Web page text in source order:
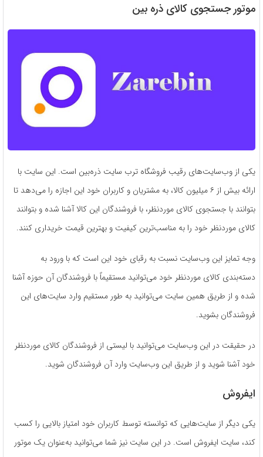
موتور جستجوی کالای ذره بین
یکی از وب‌سایت‌های رقیب فروشگاه ترب سایت ذره‌بین است. این سایت با
ارائه بیش از ۶ میلیون کالا، به مشتریان و کاربران خود این اجازه را می‌­دهد تا
بتوانند با جستجوی کالای موردنظر، با فروشندگان این کالا آشنا شده و بتوانند
کالای موردنظر خود را به مناسب‌ترین کیفیت و بهترین قیمت خریداری کنند.
وجه تمایز این وب‌سایت نسبت به رقبای خود این است که با ورود به
دسته‌بندی کالای موردنظر خود می‌­توانید مستقیماً با فروشندگان آن حوزه آشنا
شده و از طریق همین سایت می‌­توانید به طور مستقیم وارد سایت‌های این
فروشندگان بشوید.
در حقیقت در این وب‌سایت می‌­توانید با لیستی از فروشندگان کالای موردنظر
خود آشنا شوید و از طریق این وب‌سایت وارد آن فروشندگان شوید.
ایفروش
یکی دیگر از سایت‌هایی که توانسته توسط کاربران خود امتیاز بالایی را کسب
کند، سایت ایفروش است. در این سایت نیز شما می‌­توانید به‌عنوان یک موتور